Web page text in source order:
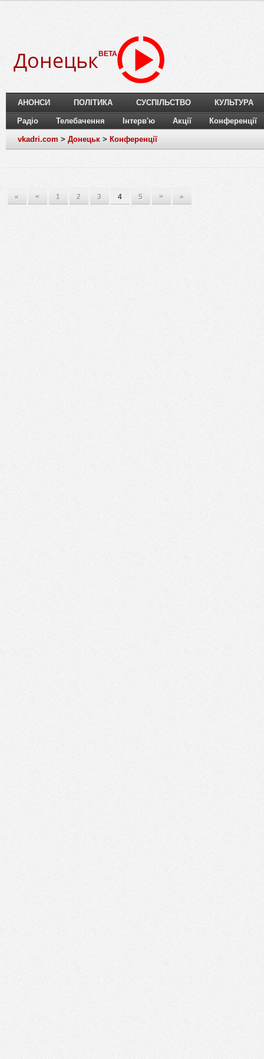
Донецьк BETA
АНОНСИ ПОЛІТИКА СУСПІЛЬСТВО КУЛЬТУРА
Радіо Телебачення Інтерв'ю Акції Конференції
vkadri.com > Донецьк > Конференції
« < 1 2 3 4 5 > »